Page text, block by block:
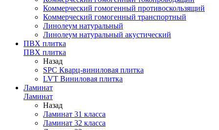
Коммерческий гомогенный противоскользящий
Коммерческий гомогенный транспортный
Линолеум натуральный
Линолеум натуральный акустический
ПВХ плитка
ПВХ плитка
Назад
SPC Кварц-виниловая плитка
LVT Виниловая плитка
Ламинат
Ламинат
Назад
Ламинат 31 класса
Ламинат 32 класса